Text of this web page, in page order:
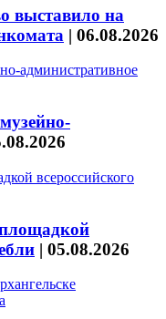
выставило на
| 06.08.2026
| 05.08.2026